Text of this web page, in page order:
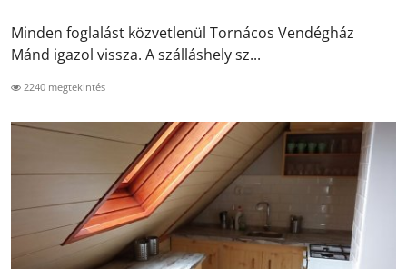
Minden foglalást közvetlenül Tornácos Vendégház
Mánd igazol vissza. A szálláshely sz...
2240 megtekintés